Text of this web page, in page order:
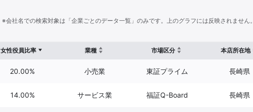
※会社名での検索対象は「企業ごとのデータ一覧」のみです。上のグラフには反映されません。
女性役員比率 業種 市場区分 本店所在地
20.00% 小売業 東証プライム 長崎県
14.00% サービス業 福証Q-Board 長崎県